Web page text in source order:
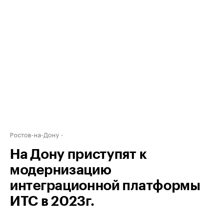
Ростов-на-Дону
На Дону приступят к
модернизацию
интеграционной платформы
ИТС в 2023г.